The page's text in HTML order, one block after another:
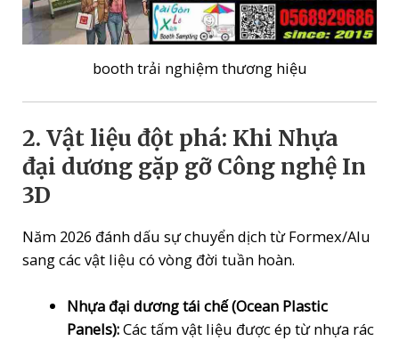
booth trải nghiệm thương hiệu
2. Vật liệu đột phá: Khi Nhựa
đại dương gặp gỡ Công nghệ In
3D
Năm 2026 đánh dấu sự chuyển dịch từ Formex/Alu
sang các vật liệu có vòng đời tuần hoàn.
Nhựa đại dương tái chế (Ocean Plastic
Panels):Các tấm vật liệu được ép từ nhựa rác